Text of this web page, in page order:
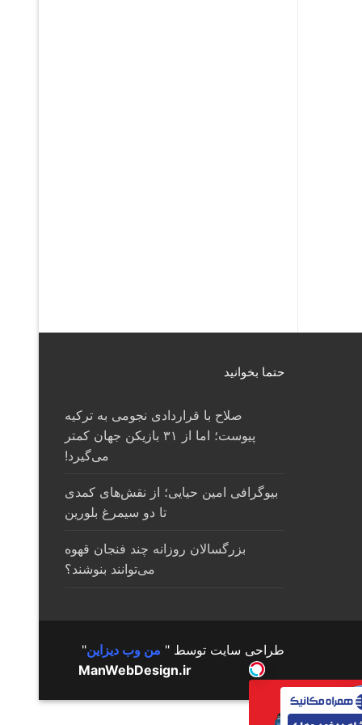
حتما بخوانید
صلاح با قراردادی نجومی به ترکیه
پیوست؛ اما از ۳۱ بازیکن جهان کمتر
می‌گیرد!
بیوگرافی امین حیایی؛ از نقش‌های کمدی
تا دو سیمرغ بلورین
بزرگسالان روزانه چند فنجان قهوه
می‌توانند بنوشند؟
طراحی سایت توسط " من وب دیزاین"
ManWebDesign.ir